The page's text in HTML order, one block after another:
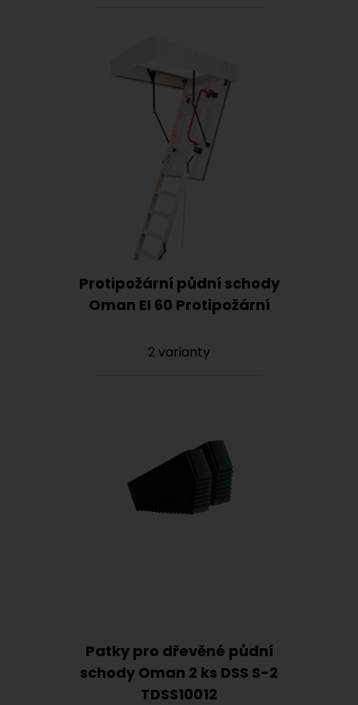
Protipožární půdní schody
Oman EI 60 Protipožární
2 varianty
Patky pro dřevěné půdní
schody Oman 2 ks DSS S-2
TDSS10012